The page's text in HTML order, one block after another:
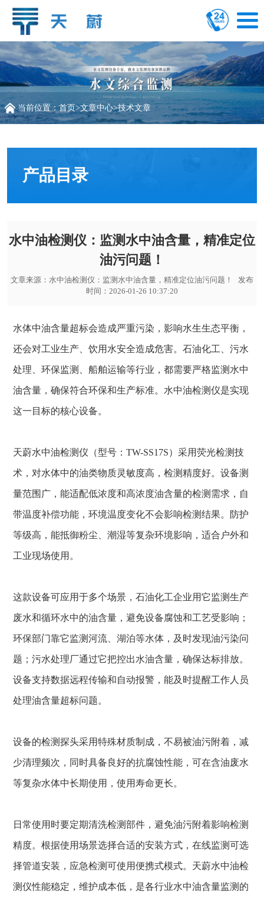
当前位置：首页>文章中心>技术文章
产品目录
水中油检测仪：监测水中油含量，精准定位
油污问题！
文章来源： 水中油检测仪：监测水中油含量，精准定位油污问题！
发布
时间：2026-01-26 10:37:20
水体中油含量超标会造成严重污染，影响水生生态平衡，
还会对工业生产、饮用水安全造成危害。石油化工、污水
处理、环保监测、船舶运输等行业，都需要严格监测水中
油含量，确保符合环保和生产标准。水中油检测仪是实现
这一目标的核心设备。
天蔚水中油检测仪（型号：TW-SS17S）采用荧光检测技
术，对水体中的油类物质灵敏度高，检测精度好。设备测
量范围广，能适配低浓度和高浓度油含量的检测需求，自
带温度补偿功能，环境温度变化不会影响检测结果。防护
等级高，能抵御粉尘、潮湿等复杂环境影响，适合户外和
工业现场使用。
这款设备可应用于多个场景，石油化工企业用它监测生产
废水和循环水中的油含量，避免设备腐蚀和工艺受影响；
环保部门靠它监测河流、湖泊等水体，及时发现油污染问
题；污水处理厂通过它把控出水油含量，确保达标排放。
设备支持数据远程传输和自动报警，能及时提醒工作人员
处理油含量超标问题。
设备的检测探头采用特殊材质制成，不易被油污附着，减
少清理频次，同时具备良好的抗腐蚀性能，可在含油废水
等复杂水体中长期使用，使用寿命更长。
日常使用时要定期清洗检测部件，避免油污附着影响检测
精度。根据使用场景选择合适的安装方式，在线监测可选
择管道安装，应急检测可使用便携式模式。天蔚水中油检
测仪性能稳定，维护成本低，是各行业水中油含量监测的